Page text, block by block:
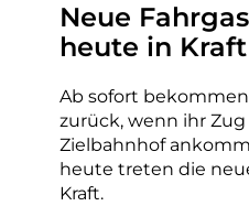
Neue
heute in
Ab sofort
zurück, wenn ihr
Zielbahnhof
heute treten die
Kraft.